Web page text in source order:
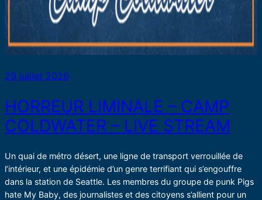
29 juillet 2026
HORREUR LIMINALE – CAMP
COLDWATER – LIVE STREAM
Un quai de métro désert, une ligne de transport verrouillée de
l’intérieur, et une épidémie d’un genre terrifiant qui s’engouffre
dans la station de Seattle. Les membres du groupe de punk Pigs
hate My Baby, des journalistes et des citoyens s’allient pour un